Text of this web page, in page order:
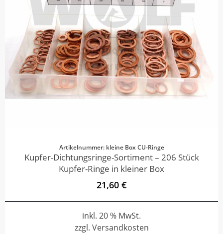
Artikelnummer: kleine Box CU-Ringe
Kupfer-Dichtungsringe-Sortiment – 206 Stück
Kupfer-Ringe in kleiner Box
21,60 €
inkl. 20 % MwSt.
zzgl. Versandkosten